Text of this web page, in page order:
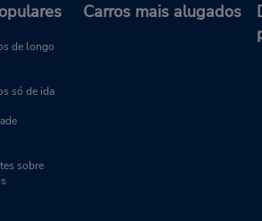
of Rte 35 & Industrial),
States
de longo
só de ida
sobre
Carros mais alugados